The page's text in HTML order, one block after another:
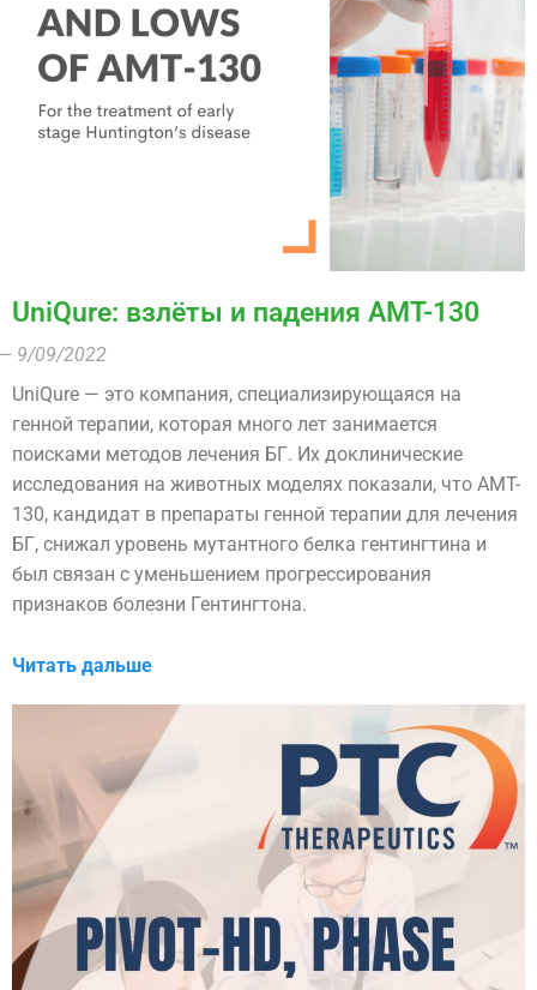
UniQure: взлёты и падения AMT-130
9/09/2022
UniQure — это компания, специализирующаяся на
генной терапии, которая много лет занимается
поисками методов лечения БГ. Их доклинические
исследования на животных моделях показали, что AMT-
130, кандидат в препараты генной терапии для лечения
БГ, снижал уровень мутантного белка гентингтина и
был связан с уменьшением прогрессирования
признаков болезни Гентингтона.
Читать дальше